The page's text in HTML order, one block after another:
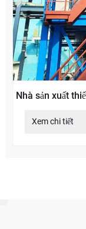
Nhà sản xuất
Xem chi tiết